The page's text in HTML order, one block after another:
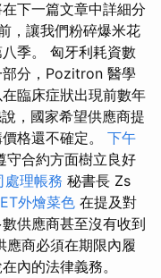
下一篇文章中詳細分
，讓我們粉碎爆米花
季。 匈牙利耗資數
部分，Pozitron 醫學
臨床症狀出現前數年
，國家希望供應商提
格還不確定。 下午
守合約方面樹立良好
處理帳務 秘書長 Zs​​
外燴菜色 在提及對
供應商甚至沒有收到
應商必須在期限內履
內的法律義務。